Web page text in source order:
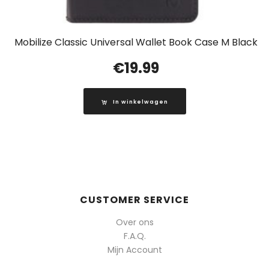
Mobilize Classic Universal Wallet Book Case M Black
€19.99
In winkelwagen
CUSTOMER SERVICE
Over ons
F.A.Q.
Mijn Account